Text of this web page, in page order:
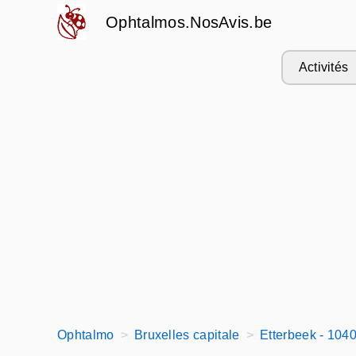
Ophtalmos.NosAvis.be
Activités
Ophtalmo Bruxelles capitale Etterbeek -